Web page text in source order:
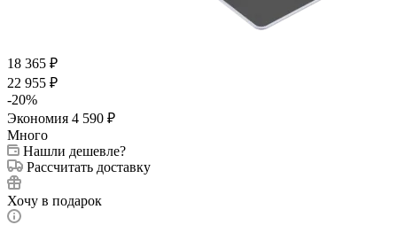
18 365 ₽
22 955 ₽
-20%
Экономия 4 590 ₽
Много
Нашли дешевле?
Рассчитать доставку
Хочу в подарок